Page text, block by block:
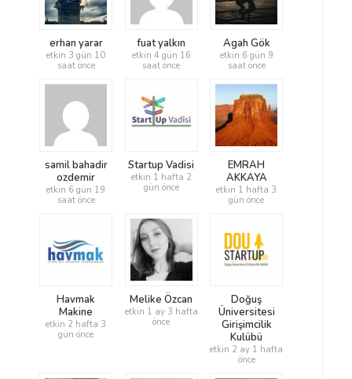
erhan yarar
etkin 3 gün 10
saat önce
fuat yalkın
etkin 4 gün 16
saat önce
Agah Gök
etkin 6 gün 9
saat önce
samil bahadir
ozdemir
etkin 6 gün 19
saat önce
Startup Vadisi
etkin 1 hafta 2
gün önce
EMRAH
AKKAYA
etkin 1 hafta 3
gün önce
Havmak
Makine
etkin 2 hafta 3
gün önce
Melike Özcan
etkin 1 ay 3 hafta
önce
Doğuş
Üniversitesi
Girişimcilik
Kulübü
etkin 2 ay 1 hafta
önce